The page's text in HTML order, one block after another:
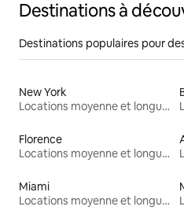
Destinations à
Destinations populaires pour
New York
Locations moyenne et longue durée
Florence
Locations moyenne et longue durée
Miami
Locations moyenne et longue durée